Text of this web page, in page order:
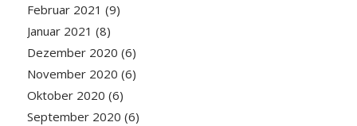
Februar 2021 (9)
Januar 2021 (8)
Dezember 2020 (6)
November 2020 (6)
Oktober 2020 (6)
September 2020 (6)